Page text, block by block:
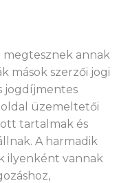
annak
mások szerzői jogi
jogdíjmentes
üzemeltetői
tartalmak és
A harmadik
ilyenként vannak